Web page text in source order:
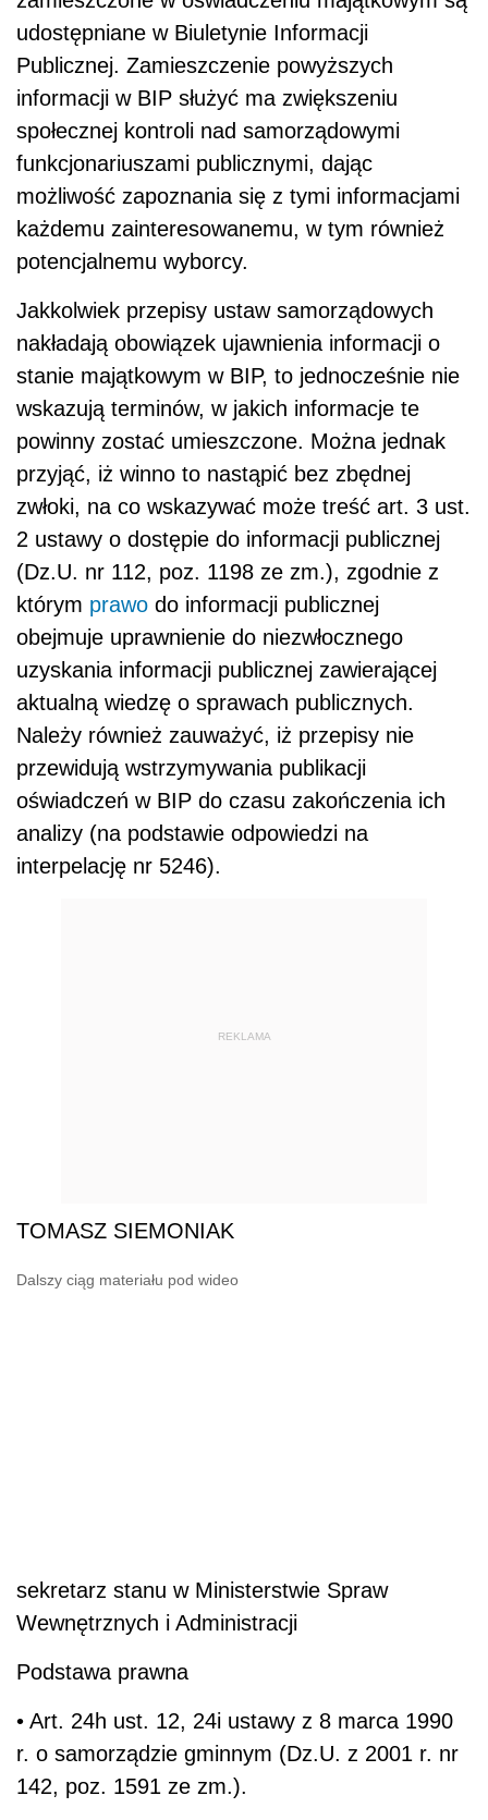
udostępniane w Biuletynie Informacji
Publicznej. Zamieszczenie powyższych
informacji w BIP służyć ma zwiększeniu
społecznej kontroli nad samorządowymi
funkcjonariuszami publicznymi, dając
możliwość zapoznania się z tymi informacjami
każdemu zainteresowanemu, w tym również
potencjalnemu wyborcy.
Jakkolwiek przepisy ustaw samorządowych
nakładają obowiązek ujawnienia informacji o
stanie majątkowym w BIP, to jednocześnie nie
wskazują terminów, w jakich informacje te
powinny zostać umieszczone. Można jednak
przyjąć, iż winno to nastąpić bez zbędnej
zwłoki, na co wskazywać może treść art. 3 ust.
2 ustawy o dostępie do informacji publicznej
(Dz.U. nr 112, poz. 1198 ze zm.), zgodnie z
którym prawo do informacji publicznej
obejmuje uprawnienie do niezwłocznego
uzyskania informacji publicznej zawierającej
aktualną wiedzę o sprawach publicznych.
Należy również zauważyć, iż przepisy nie
przewidują wstrzymywania publikacji
oświadczeń w BIP do czasu zakończenia ich
analizy (na podstawie odpowiedzi na
interpelację nr 5246).
REKLAMA
TOMASZ SIEMONIAK
Dalszy ciąg materiału pod wideo
sekretarz stanu w Ministerstwie Spraw
Wewnętrznych i Administracji
Podstawa prawna
• Art. 24h ust. 12, 24i ustawy z 8 marca 1990
r. o samorządzie gminnym (Dz.U. z 2001 r. nr
142, poz. 1591 ze zm.).